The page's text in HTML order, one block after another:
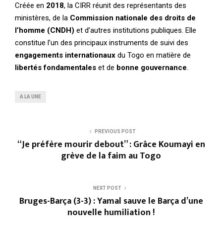
Créée en 2018, la CIRR réunit des représentants des
ministères, de la Commission nationale des droits de
l’homme (CNDH) et d’autres institutions publiques. Elle
constitue l’un des principaux instruments de suivi des
engagements internationaux du Togo en matière de
libertés fondamentales et de bonne gouvernance.
A LA UNE
PREVIOUS POST
“Je préfère mourir debout” : Grâce Koumayi en
grève de la faim au Togo
NEXT POST
Bruges-Barça (3-3) : Yamal sauve le Barça d’une
nouvelle humiliation !